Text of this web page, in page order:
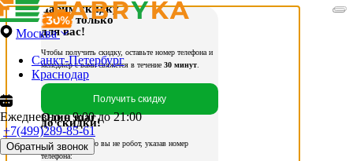
Дарим скидку
только
для вас!
Чтобы получить скидку, оставьте номер телефона и
менеджер с вами свяжется в течение 30 минут.
Получить скидку
Один шаг
до скидки!
Подтвердите, что вы не робот, указав номер
телефона:
Москва
Санкт-Петербург
Краснодар
Ежедневно с 9:00 до 21:00
+7(499)289-85-61
Обратный звонок